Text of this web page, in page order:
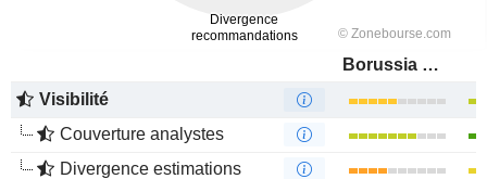
Borussia Dortmund GmbH
Visibilité
Couverture analystes
Divergence estimations